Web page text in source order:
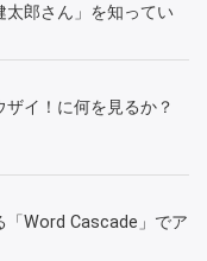
太郎さん」を知ってい
イ！に何を見るか？
「Word Cascade」でア